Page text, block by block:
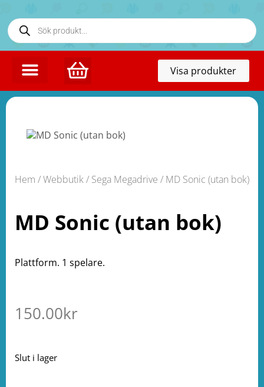
Visa produkter
Hem /Webbutik/ Sega Megadrive / MD Sonic (utan bok)
MD Sonic (utan bok)
Plattform. 1 spelare.
150.00kr
Slut i lager